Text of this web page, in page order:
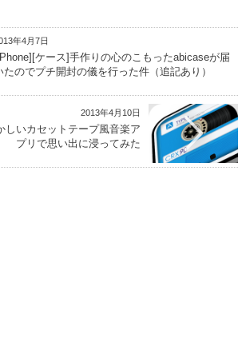
年4月7日
ケース]手作りの心のこもったabicaseが届
たのでプチ開封の儀を行った件（追記あり）
2013年4月10日
しいカセットテープ風音楽ア
プリで思い出に浸ってみた